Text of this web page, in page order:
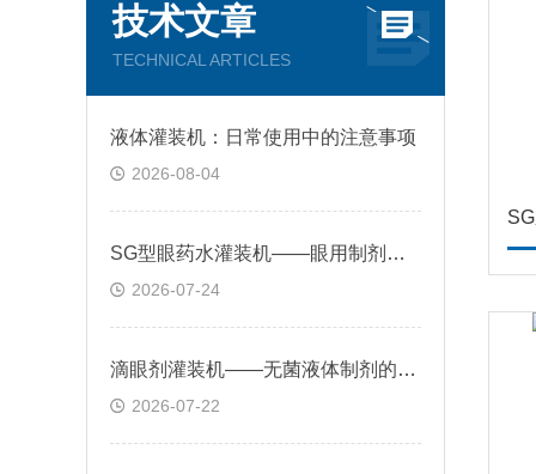
技术文章
TECHNICAL ARTICLES
液体灌装机：日常使用中的注意事项
2026-08-04
SG型眼药水灌装机——眼用制剂分装的机型
2026-07-24
滴眼剂灌装机——无菌液体制剂的分装保障设备
2026-07-22